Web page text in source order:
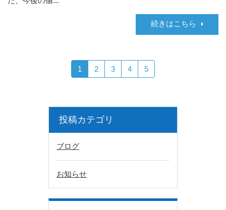
続きはこちら
1 2 3 4 5
投稿カテゴリ
ブログ
お知らせ